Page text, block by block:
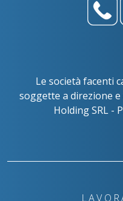
Le società facenti
soggette a direzione
Holding SRL -